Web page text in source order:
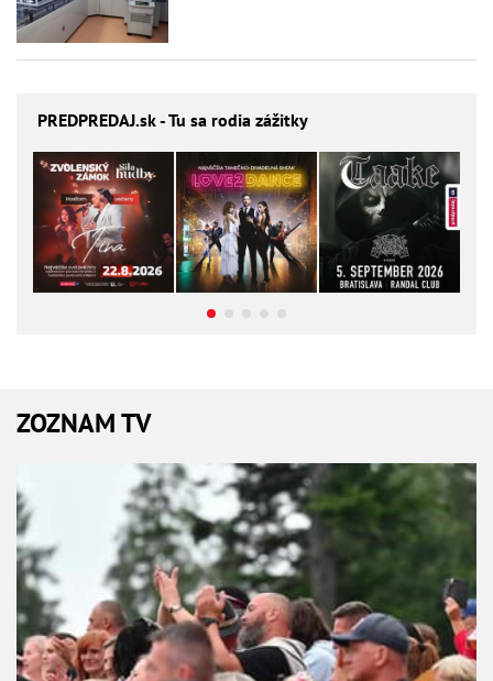
PREDPREDAJ.sk - Tu sa rodia zážitky
ZOZNAM TV